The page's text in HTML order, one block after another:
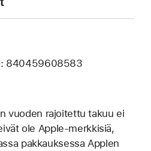
840459608583
vuoden rajoitettu takuu ei
ole Apple-merkkisiä,
pakkauksessa Applen